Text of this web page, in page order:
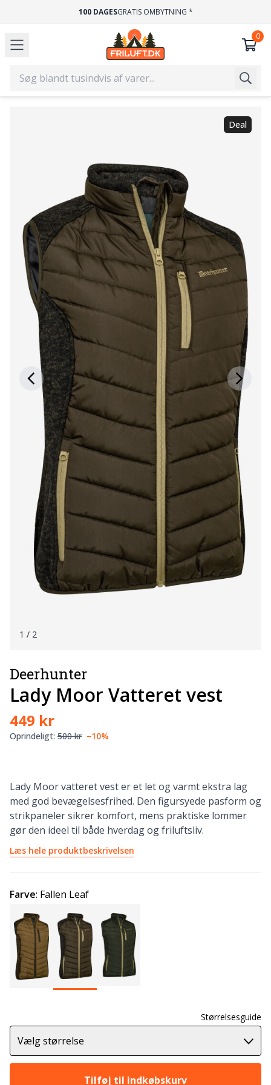
100 DAGESGRATIS OMBYTNING *
Deal
1 / 2
Deerhunter
Lady Moor Vatteret vest
449 kr
Oprindeligt: 500 kr −10%
Lady Moor vatteret vest er et let og varmt ekstra lag
med god bevægelsesfrihed. Den figursyede pasform og
strikpaneler sikrer komfort, mens praktiske lommer
gør den ideel til både hverdag og friluftsliv.
Læs hele produktbeskrivelsen
Farve: Fallen Leaf
Størrelsesguide
Vælg størrelse
Tilføj til indkøbskurv